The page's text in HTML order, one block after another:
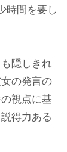
時間を要し
隠しきれ
の発言の
視点に基
得力ある